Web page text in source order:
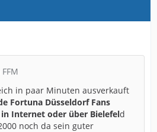
in paar Minuten ausverkauft
Fortuna Düsseldorf Fans
Internet oder über Bielefeld
noch da sein guter